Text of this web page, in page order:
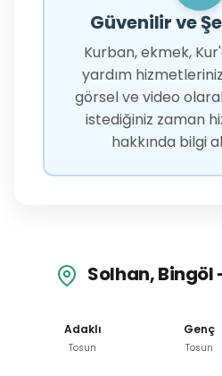
Güvenilir ve
Kurban, ekmek,
yardım
görsel ve video
istediğiniz zaman
hakkında bilgi
Solhan, Bingöl
Adaklı
Tosun
Genç
Tosun